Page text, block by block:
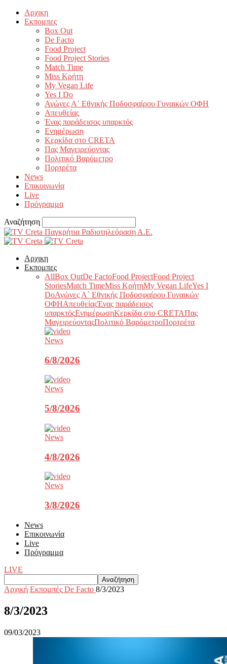
Αρχικη
Εκπομπες
Box Out
De Facto
Food Project
Food Project Stories
Match Time
Miss Κρήτη
My Vegan Life
Yes I Do
Αγώνες Α΄ Εθνικής Ποδοσφαίρου Γυναικών ΟΦΗ
Απευθείας
Ένας παράδεισος υπαρκτός
Ενημέρωση
Κερκίδα στο CRETA
Πας Μαγειρεύοντας
Πολιτικό Βαρόμετρο
Πορτρέτα
News
Επικοινωνία
Live
Πρόγραμμα
Αναζήτηση
Παγκρήτια Ραδιοτηλεόραση Α.Ε.
Αρχικη
Εκπομπες
AllBox OutDe FactoFood ProjectFood Project
StoriesMatch TimeMiss ΚρήτηMy Vegan LifeYes I
DoΑγώνες Α΄ Εθνικής Ποδοσφαίρου Γυναικών
ΟΦΗΑπευθείαςΈνας παράδεισος
υπαρκτόςΕνημέρωσηΚερκίδα στο CRETAΠας
ΜαγειρεύονταςΠολιτικό ΒαρόμετροΠορτρέτα
News
6/8/2026
News
5/8/2026
News
4/8/2026
News
3/8/2026
News
Επικοινωνία
Live
Πρόγραμμα
LIVE
Αρχική Εκπομπές De Facto 8/3/2023
8/3/2023
09/03/2023